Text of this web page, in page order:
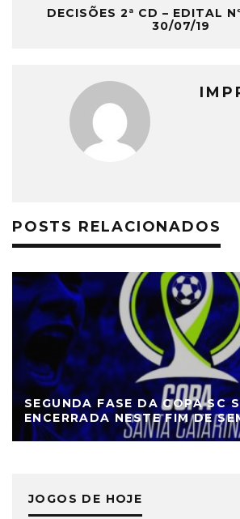
DECISÕES 2ª CD – EDITAL
30/07/19
POSTS RELACIONADOS
SEGUNDA FASE DA COPA SC
ENCERRADA NESTE FIM DE
JOGOS DE HOJE